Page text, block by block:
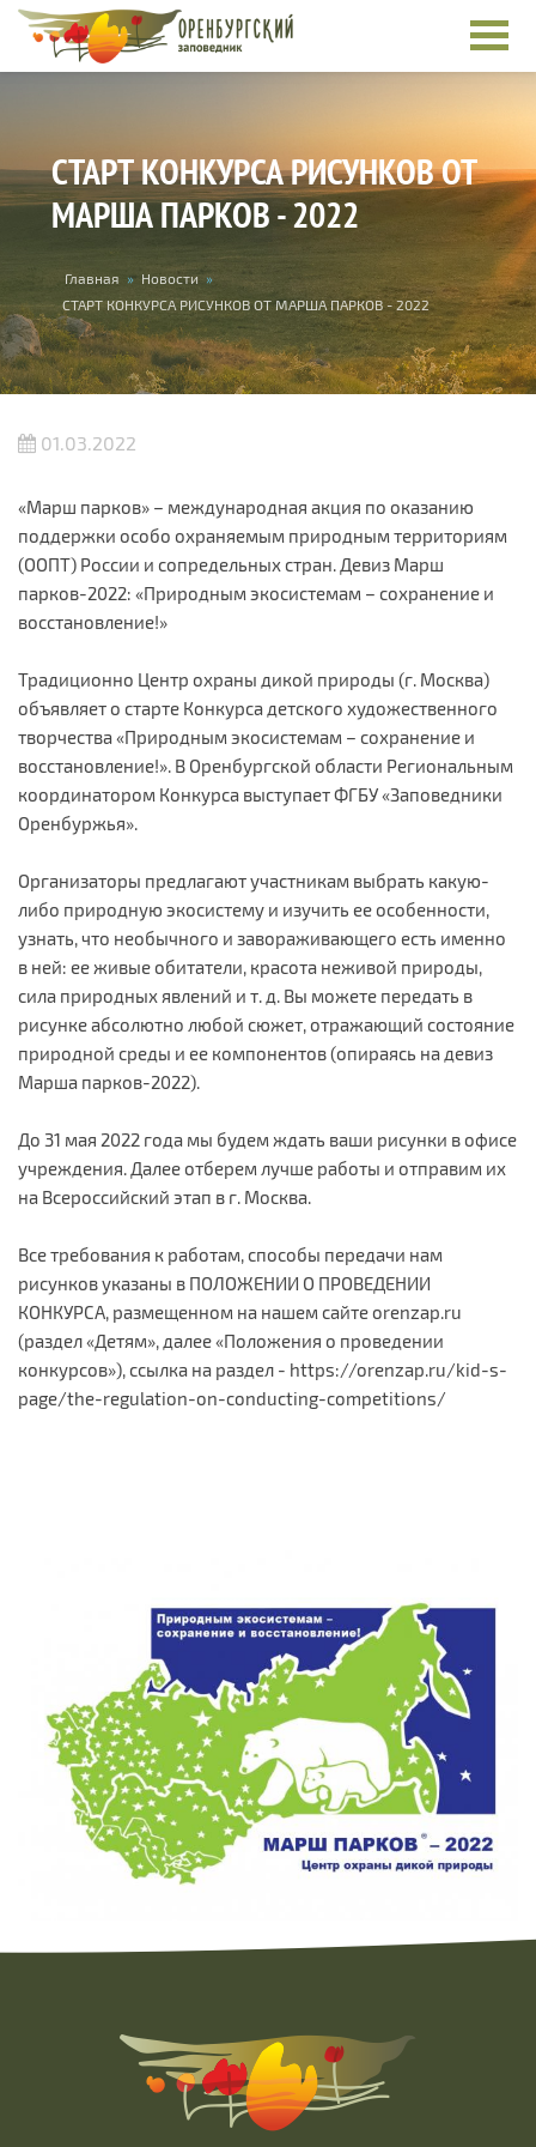
Перейти к основному содержанию
СТАРТ КОНКУРСА РИСУНКОВ ОТ
МАРША ПАРКОВ - 2022
Вы здесь
Главная » Новости »
СТАРТ КОНКУРСА РИСУНКОВ ОТ МАРША ПАРКОВ - 2022
01.03.2022
«Марш парков» – международная акция по оказанию
поддержки особо охраняемым природным территориям
(ООПТ) России и сопредельных стран. Девиз Марш
парков-2022: «Природным экосистемам – сохранение и
восстановление!»
Традиционно Центр охраны дикой природы (г. Москва)
объявляет о старте Конкурса детского художественного
творчества «Природным экосистемам – сохранение и
восстановление!». В Оренбургской области Региональным
координатором Конкурса выступает ФГБУ «Заповедники
Оренбуржья».
Организаторы предлагают участникам выбрать какую-
либо природную экосистему и изучить ее особенности,
узнать, что необычного и завораживающего есть именно
в ней: ее живые обитатели, красота неживой природы,
сила природных явлений и т. д. Вы можете передать в
рисунке абсолютно любой сюжет, отражающий состояние
природной среды и ее компонентов (опираясь на девиз
Марша парков-2022).
До 31 мая 2022 года мы будем ждать ваши рисунки в офисе
учреждения. Далее отберем лучше работы и отправим их
на Всероссийский этап в г. Москва.
Все требования к работам, способы передачи нам
рисунков указаны в ПОЛОЖЕНИИ О ПРОВЕДЕНИИ
КОНКУРСА, размещенном на нашем сайте orenzap.ru
(раздел «Детям», далее «Положения о проведении
конкурсов»), ссылка на раздел - https://orenzap.ru/kid-s-
page/the-regulation-on-conducting-competitions/